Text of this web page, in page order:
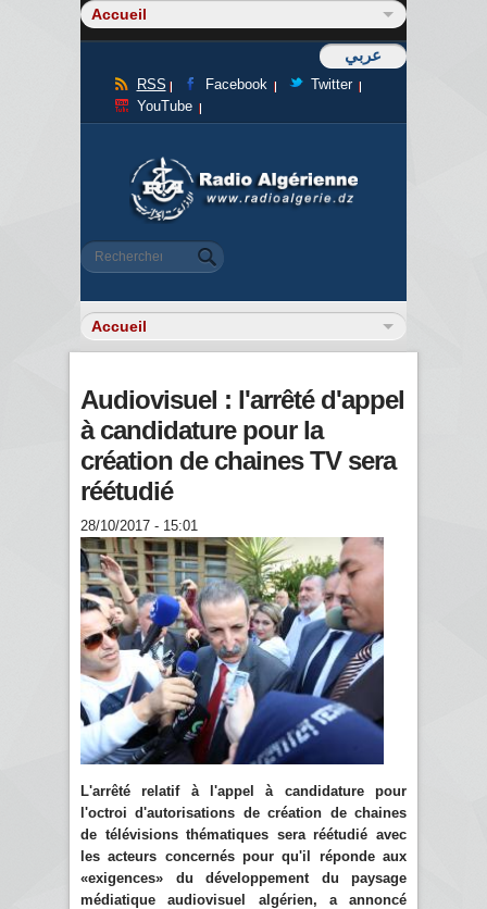
عربي
RSS Facebook
Twitter
YouTube
Formulaire de recherche
Rechercher
Audiovisuel : l'arrêté d'appel
à candidature pour la
création de chaines TV sera
réétudié
28/10/2017 - 15:01
L'arrêté relatif à l'appel à candidature pour
l'octroi d'autorisations de création de chaines
de télévisions thématiques sera réétudié avec
les acteurs concernés pour qu'il réponde aux
«exigences» du développement du paysage
médiatique audiovisuel algérien, a annoncé